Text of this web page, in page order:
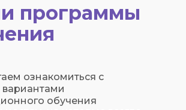
программы
ознакомиться с
обучения